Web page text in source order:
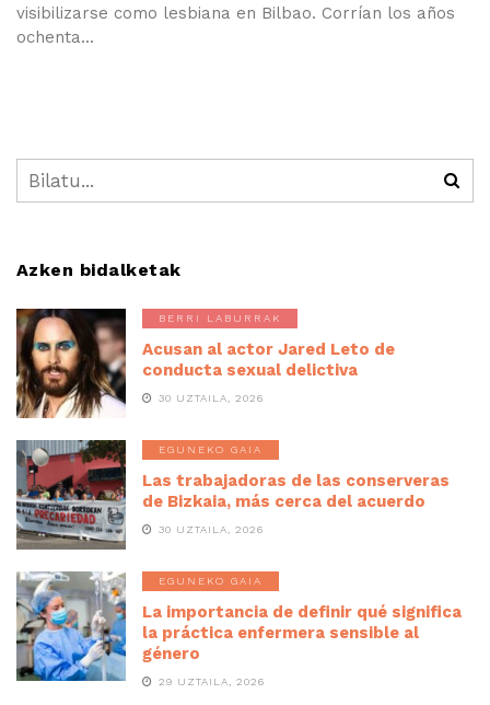
visibilizarse como lesbiana en Bilbao. Corrían los años
ochenta...
Azken bidalketak
BERRI LABURRAK
Acusan al actor Jared Leto de
conducta sexual delictiva
30 UZTAILA, 2026
EGUNEKO GAIA
Las trabajadoras de las conserveras
de Bizkaia, más cerca del acuerdo
30 UZTAILA, 2026
EGUNEKO GAIA
La importancia de definir qué significa
la práctica enfermera sensible al
género
29 UZTAILA, 2026